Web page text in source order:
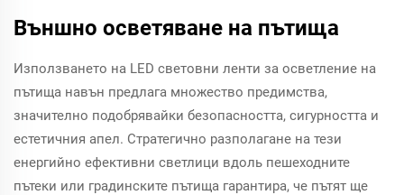
Външно осветяване на пътища
Използването на LED световни ленти за осветление на
пътища навън предлага множество предимства,
значително подобрявайки безопасността, сигурността и
естетичния апел. Стратегично разполагане на тези
енергийно ефективни светлици вдоль пешеходните
пътеки или градинските пътища гарантира, че пътят ще